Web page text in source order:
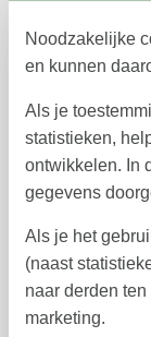
34 17
35 24
36
31
ma
36
37 7
38
Noodzakelijke
en kunnen
Als je
statistieken,
ontwikkelen. In
gegevens
Als je het
(naast
naar derden
marketing.